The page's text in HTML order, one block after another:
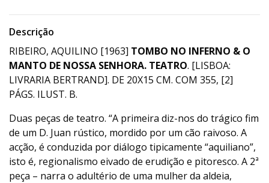
Descrição
RIBEIRO, AQUILINO [1963] TOMBO NO INFERNO & O
MANTO DE NOSSA SENHORA. TEATRO. [LISBOA:
LIVRARIA BERTRAND]. DE 20X15 CM. COM 355, [2]
PÁGS. ILUST. B.
Duas peças de teatro. “A primeira diz-nos do trágico fim
de um D. Juan rústico, mordido por um cão raivoso. A
acção, é conduzida por diálogo tipicamente “aquiliano”,
isto é, regionalismo eivado de erudição e pitoresco. A 2ª
peça – narra o adultério de uma mulher da aldeia,